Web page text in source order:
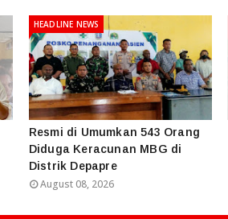
HEADLINE NEWS
Resmi di Umumkan 543 Orang
Diduga Keracunan MBG di
Distrik Depapre
August 08, 2026